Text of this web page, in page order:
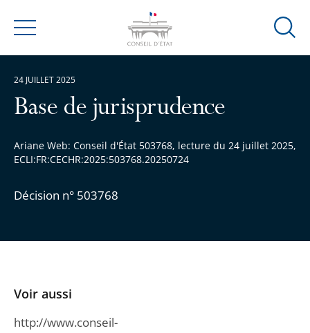
Menu
Ouvrir
Base de jurisprudence
Ariane Web: Conseil d'État 503768, lecture du 24 juillet 2025,
ECLI:FR:CECHR:2025:503768.20250724
Décision n° 503768
24 JUILLET 2025
Voir aussi
http://www.conseil-